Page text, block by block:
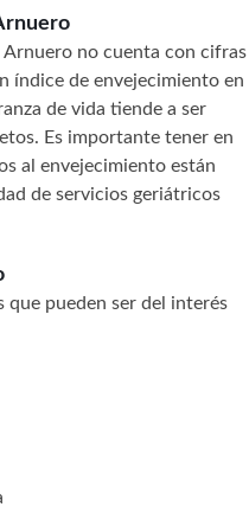
Arnuero no cuenta con cifras
índice de envejecimiento en
de vida tiende a ser
Es importante tener en
al envejecimiento están
de servicios geriátricos
que pueden ser del interés